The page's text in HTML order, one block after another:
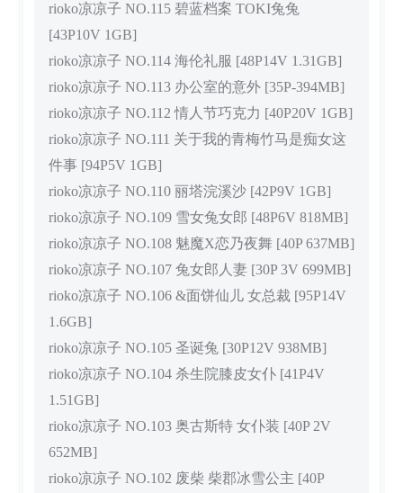
rioko凉凉子 NO.115 碧蓝档案 TOKI兔兔
[43P10V 1GB]
rioko凉凉子 NO.114 海伦礼服 [48P14V 1.31GB]
rioko凉凉子 NO.113 办公室的意外 [35P-394MB]
rioko凉凉子 NO.112 情人节巧克力 [40P20V 1GB]
rioko凉凉子 NO.111 关于我的青梅竹马是痴女这
件事 [94P5V 1GB]
rioko凉凉子 NO.110 丽塔浣溪沙 [42P9V 1GB]
rioko凉凉子 NO.109 雪女兔女郎 [48P6V 818MB]
rioko凉凉子 NO.108 魅魔X恋乃夜舞 [40P 637MB]
rioko凉凉子 NO.107 兔女郎人妻 [30P 3V 699MB]
rioko凉凉子 NO.106 &面饼仙儿 女总裁 [95P14V
1.6GB]
rioko凉凉子 NO.105 圣诞兔 [30P12V 938MB]
rioko凉凉子 NO.104 杀生院膝皮女仆 [41P4V
1.51GB]
rioko凉凉子 NO.103 奥古斯特 女仆装 [40P 2V
652MB]
rioko凉凉子 NO.102 废柴 柴郡冰雪公主 [40P